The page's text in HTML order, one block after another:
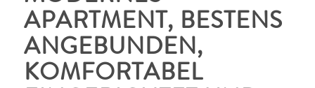
APARTMENT, BESTENS
ANGEBUNDEN,
KOMFORTABEL